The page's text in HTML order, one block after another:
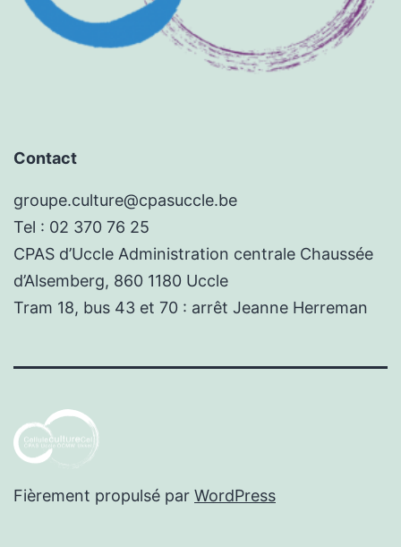
Contact
groupe.culture@cpasuccle.be
Tel : 02 370 76 25
CPAS d’Uccle Administration centrale Chaussée
d’Alsemberg, 860 1180 Uccle
Tram 18, bus 43 et 70 : arrêt Jeanne Herreman
Fièrement propulsé par WordPress